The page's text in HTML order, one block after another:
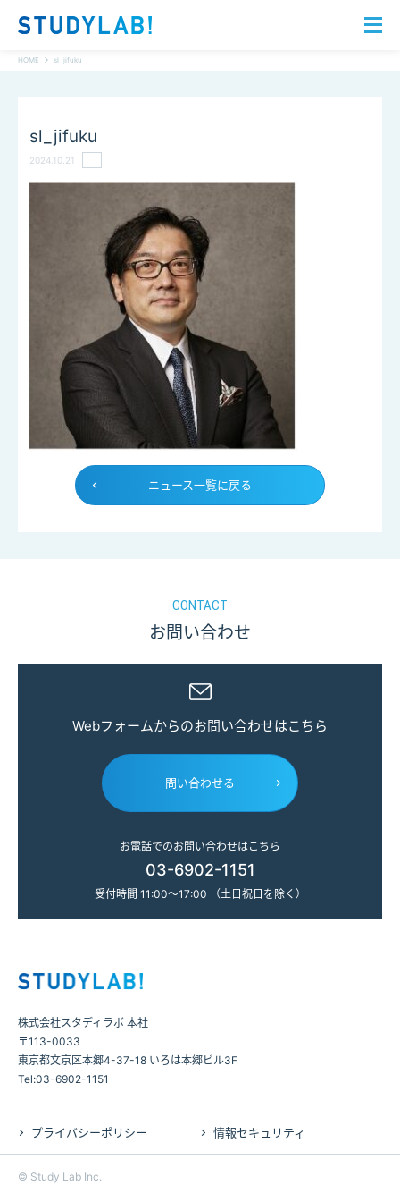
HOME sl_jifuku
sl_jifuku
2024.10.21
ニュース一覧に戻る
CONTACT
お問い合わせ
Webフォームからのお問い合わせはこちら
問い合わせる
お電話でのお問い合わせはこちら
03-6902-1151
受付時間 11:00～17:00 （土日祝日を除く）
株式会社スタディラボ 本社
〒113-0033
東京都文京区本郷4-37-18 いろは本郷ビル3F
Tel:03-6902-1151
© Study Lab Inc.
プライバシーポリシー 情報セキュリティ